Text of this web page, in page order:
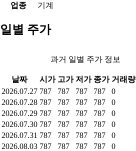
업종
기계
일별 주가
과거 일별 주가 정보
날짜 시가 고가 저가 종가 거래량
2026.07.27 787 787 787 787 0
2026.07.28 787 787 787 787 0
2026.07.29 787 787 787 787 0
2026.07.30 787 787 787 787 0
2026.07.31 787 787 787 787 0
2026.08.03 787 787 787 787 0